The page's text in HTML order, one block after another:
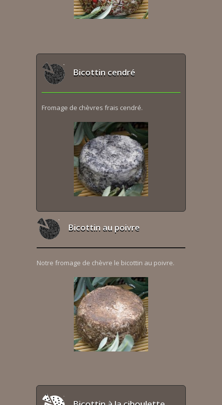
Bicottin cendré
Fromage de chèvres frais cendré.
Bicottin au poivre
Notre fromage de chèvre le bicottin au poivre.